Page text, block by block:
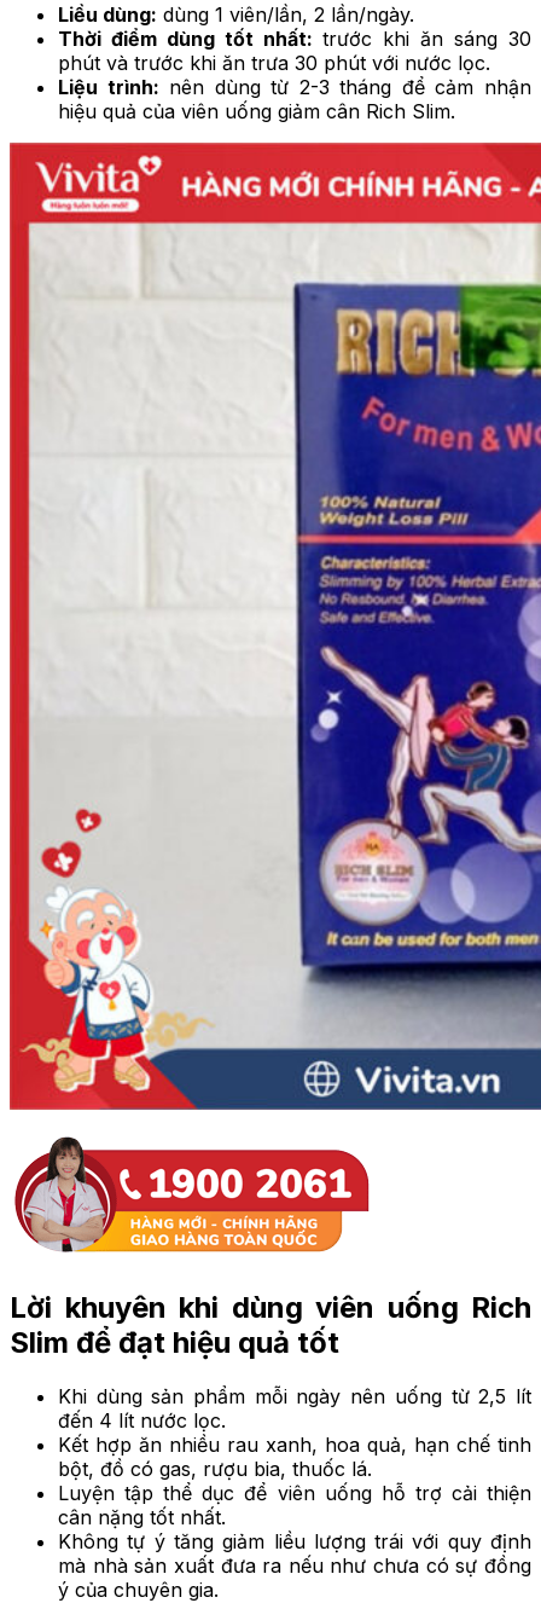
Liều dùng: dùng 1 viên/lần, 2 lần/ngày.
Thời điểm dùng tốt nhất: trước khi ăn sáng 30
phút và trước khi ăn trưa 30 phút với nước lọc.
Liệu trình: nên dùng từ 2-3 tháng để cảm nhận
hiệu quả của viên uống giảm cân Rich Slim.
Lời khuyên khi dùng viên uống Rich
Slim để đạt hiệu quả tốt
Khi dùng sản phẩm mỗi ngày nên uống từ 2,5 lít
đến 4 lít nước lọc.
Kết hợp ăn nhiều rau xanh, hoa quả, hạn chế tinh
bột, đồ có gas, rượu bia, thuốc lá.
Luyện tập thể dục để viên uống hỗ trợ cải thiện
cân nặng tốt nhất.
Không tự ý tăng giảm liều lượng trái với quy định
mà nhà sản xuất đưa ra nếu như chưa có sự đồng
ý của chuyên gia.